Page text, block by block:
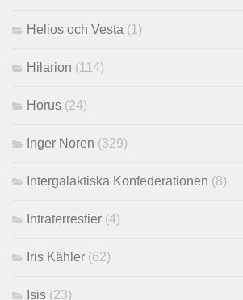
Helios och Vesta (1)
Hilarion (114)
Horus (24)
Inger Noren (329)
Intergalaktiska Konfederationen (8)
Intraterrestier (4)
Iris Kähler (62)
Isis (23)